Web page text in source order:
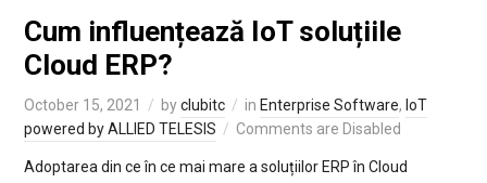
Cum influențează IoT soluțiile
Cloud ERP?
October 15, 2021 byclubitc in Enterprise Software, IoT
powered by ALLIED TELESIS
Comments are Disabled
Adoptarea din ce în ce mai mare a soluțiilor ERP în Cloud